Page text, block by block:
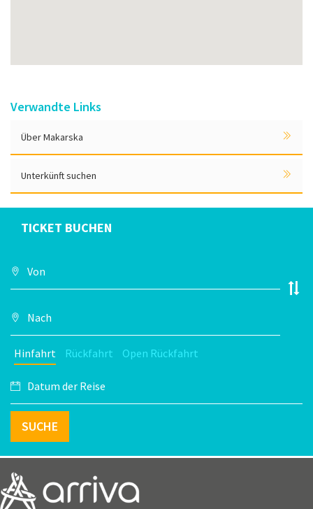
Verwandte Links
Über Makarska
Unterkünft suchen
TICKET BUCHEN
Hinfahrt Rückfahrt Open Rückfahrt
SUCHE